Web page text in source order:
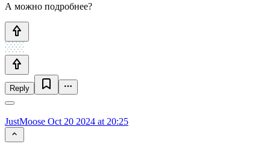
А можно подробнее?
Reply
JustMoose Oct 20 2024 at 20:25